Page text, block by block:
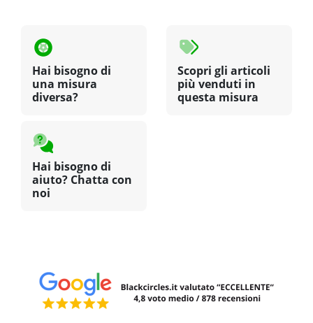
Hai bisogno di
una misura
diversa?
Scopri gli articoli
più venduti in
questa misura
Hai bisogno di
aiuto? Chatta con
noi